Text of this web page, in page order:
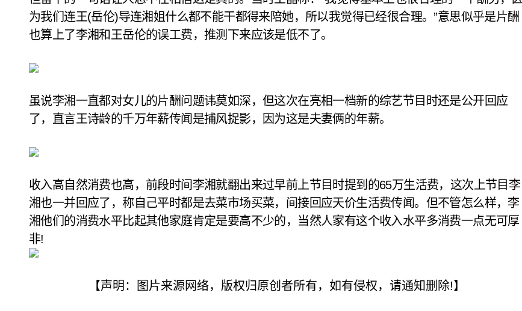
为我们连王(岳伦)导连湘姐什么都不能干都得来陪她，所以我觉得已经很合理。”意思似乎是片酬
也算上了李湘和王岳伦的误工费，推测下来应该是低不了。
虽说李湘一直都对女儿的片酬问题讳莫如深，但这次在亮相一档新的综艺节目时还是公开回应
了，直言王诗龄的千万年薪传闻是捕风捉影，因为这是夫妻俩的年薪。
收入高自然消费也高，前段时间李湘就翻出来过早前上节目时提到的65万生活费，这次上节目李
湘也一并回应了，称自己平时都是去菜市场买菜，间接回应天价生活费传闻。但不管怎么样，李
湘他们的消费水平比起其他家庭肯定是要高不少的，当然人家有这个收入水平多消费一点无可厚
非!
【声明：图片来源网络，版权归原创者所有，如有侵权，请通知删除!】